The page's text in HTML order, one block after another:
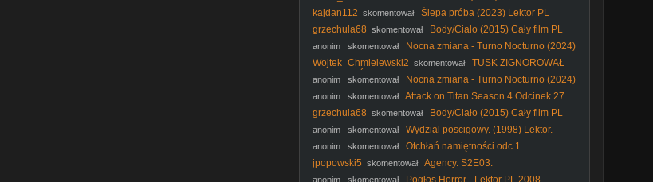
kajdan112 skomentował
Ślepa próba (2023) Lektor PL
grzechula68 skomentował Body/Ciało (2015) Cały film PL
anonim skomentował
Nocna zmiana - Turno Nocturno (2024)
[Lektor PL]
Wojtek_Chmielewski2 skomentował
TUSK ZIGNOROWAŁ
BOHATERÓW?
anonim skomentował
Nocna zmiana - Turno Nocturno (2024)
[Lektor PL]
anonim skomentował Attack on Titan Season 4 Odcinek 27
[Napisy PL]
grzechula68 skomentował Body/Ciało (2015) Cały film PL
anonim skomentował Wydzial poscigowy. (1998) Lektor.
anonim skomentował
Otchłań namiętności odc 1
jpopowski5 skomentował Agency. S2E03.
anonim skomentował Pogłos Horror - Lektor PL 2008